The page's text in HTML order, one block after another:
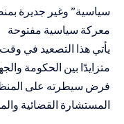
سياسية” وغير جديرة
معركة سياسية مفتوحة
يأتي هذا التصعيد في وقت
متزايدًا بين الحكومة
فرض سيطرته على
المستشارة القضائية